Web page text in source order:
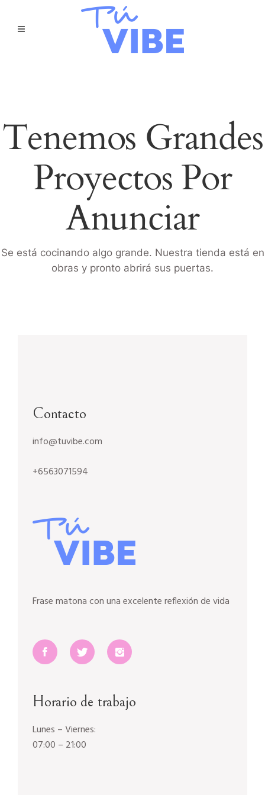
Tenemos Grandes
Proyectos Por
Anunciar
Se está cocinando algo grande. Nuestra tienda está en
obras y pronto abrirá sus puertas.
Contacto
info@tuvibe.com
+6563071594
Frase matona con una excelente reflexión de vida
Horario de trabajo
Lunes – Viernes:
07:00 – 21:00